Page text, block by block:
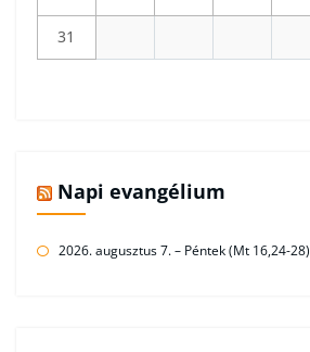
31
Napi evangélium
2026. augusztus 7. – Péntek (Mt 16,24-28)